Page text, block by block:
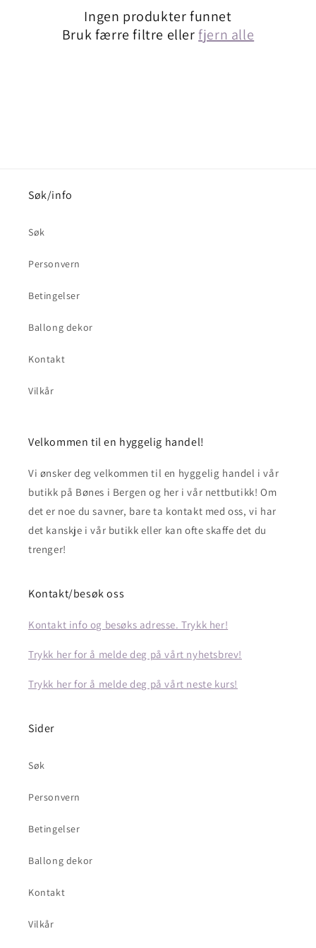
Ingen produkter funnet
Bruk færre filtre ellerfjern alle
Søk/info
Søk
Personvern
Betingelser
Ballong dekor
Kontakt
Vilkår
Velkommen til en hyggelig handel!
Vi ønsker deg velkommen til en hyggelig handel i vår
butikk på Bønes i Bergen og her i vår nettbutikk! Om
det er noe du savner, bare ta kontakt med oss, vi har
det kanskje i vår butikk eller kan ofte skaffe det du
trenger!
Kontakt/besøk oss
Kontakt info og besøks adresse. Trykk her!
Trykk her for å melde deg på vårt nyhetsbrev!
Trykk her for å melde deg på vårt neste kurs!
Sider
Søk
Personvern
Betingelser
Ballong dekor
Kontakt
Vilkår